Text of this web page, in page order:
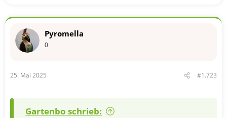
k
o
:
Pyromella
0
25. Mai 2025 #1.723
Gartenbo schrieb: